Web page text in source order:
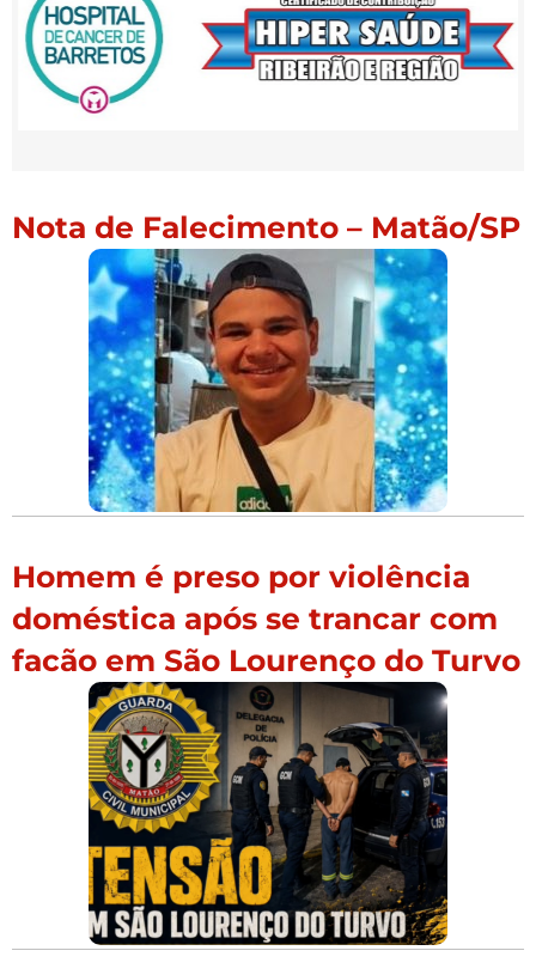
Nota de Falecimento – Matão/SP
Homem é preso por violência
doméstica após se trancar com
facão em São Lourenço do Turvo